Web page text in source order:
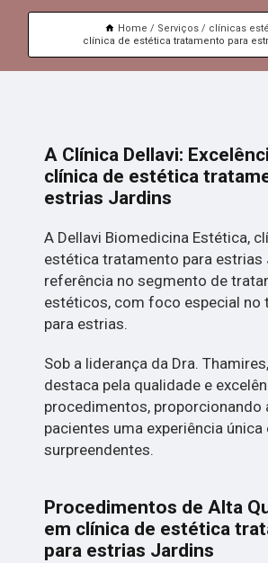
Home Serviços
clínicas
clínica de estética tratamento para
A Clínica Dellavi:
clínica de estética
estrias Jardins
A Dellavi Biomedicina Estética,
estética tratamento para estrias
referência no segmento de
estéticos, com foco especial no
para estrias.
Sob a liderança da Dra.
destaca pela qualidade e
procedimentos, proporcionando
pacientes uma experiência
surpreendentes.
Procedimentos de Alta
em clínica de estética
para estrias Jardins